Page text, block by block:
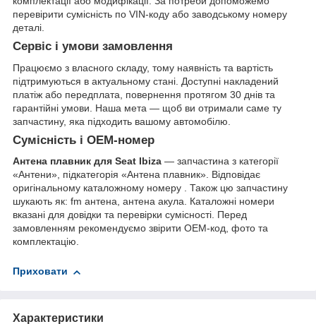
перевірити сумісність по VIN-коду або заводському номеру
деталі.
Сервіс і умови замовлення
Працюємо з власного складу, тому наявність та вартість
підтримуються в актуальному стані. Доступні накладений
платіж або передплата, повернення протягом 30 днів та
гарантійні умови. Наша мета — щоб ви отримали саме ту
запчастину, яка підходить вашому автомобілю.
Сумісність і OEM-номер
Антена плавник для Seat Ibiza — запчастина з категорії
«Антени», підкатегорія «Антена плавник». Відповідає
оригінальному каталожному номеру . Також цю запчастину
шукають як: fm антена, антена акула. Каталожні номери
вказані для довідки та перевірки сумісності. Перед
замовленням рекомендуємо звірити OEM-код, фото та
комплектацію.
Приховати
Характеристики